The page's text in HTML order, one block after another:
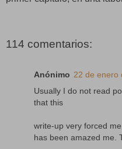
114 comentarios:
Anónimo 22 de enero
Usually I do not read
that this
write-up very forced
has been amazed me.